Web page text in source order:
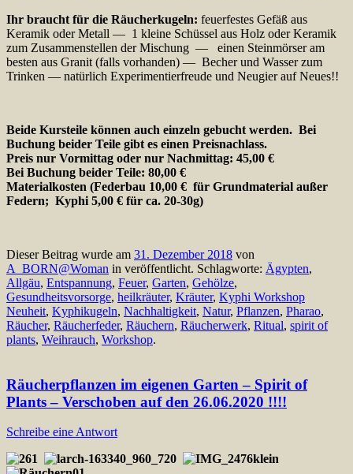
Ihr braucht für die Räucherkugeln: feuerfestes Gefäß aus
Keramik oder Metall — 1 kleine Schüssel aus Holz oder Keramik
zum Zusammenstellen der Mischung — einen Steinmörser am
besten aus Granit (falls vorhanden) — Becher und Wasser zum
Trinken — natürlich Experimentierfreude und Neugier auf Neues!!
Beide Kursteile können auch einzeln gebucht werden. Bei
Buchung beider Teile gibt es einen Preisnachlass.
Preis nur Vormittag oder nur Nachmittag: 45,00 €
Bei Buchung beider Teile: 80,00 €
Materialkosten (Federbau 10,00 € für Grundmaterial außer
Federn; Kyphi 5,00 € für ca. 20-30g)
Dieser Beitrag wurde am 31. Dezember 2018 von
A_BORN@Woman in veröffentlicht. Schlagworte: Ägypten,
Allgäu, Entspannung, Feuer, Garten, Gehölze,
Gesundheitsvorsorge, heilkräuter, Kräuter, Kyphi Workshop
Neuheit, Kyphikugeln, Nachhaltigkeit, Natur, Pflanzen, Pharao,
Räucher, Räucherfeder, Räuchern, Räucherwerk, Ritual, spirit of
plants, Weihrauch, Workshop.
Räucherpflanzen im eigenen Garten – Spirit of
Plants – Verschoben auf den 26.06.2020 !!!!
Schreibe eine Antwort